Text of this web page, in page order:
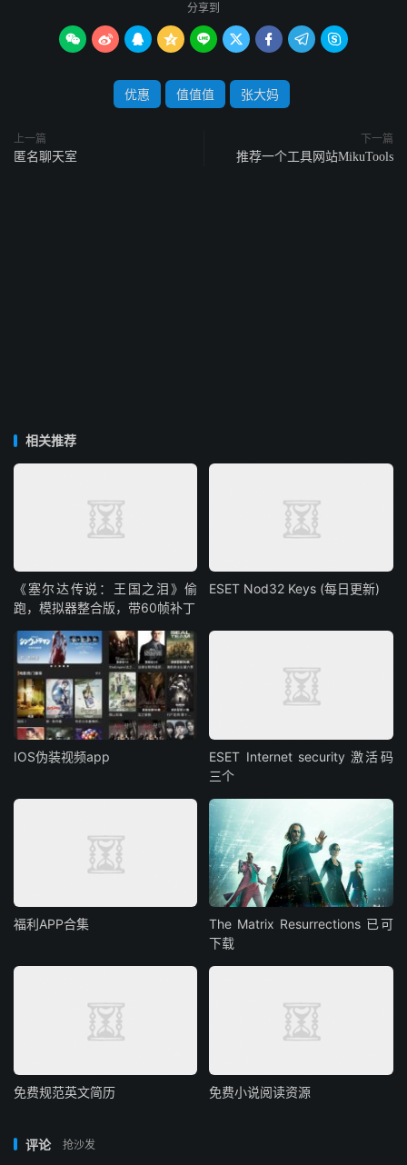
分享到
        
优惠 值值值 张大妈
上一篇
匿名聊天室
下一篇
推荐一个工具网站MikuTools
相关推荐
《塞尔达传说：王国之泪》偷
跑，模拟器整合版，带60帧补丁
ESET Nod32 Keys (每日更新)
IOS伪装视频app
ESET Internet security 激活码
三个
福利APP合集
The Matrix Resurrections 已可
下载
免费规范英文简历 免费小说阅读资源
评论 抢沙发